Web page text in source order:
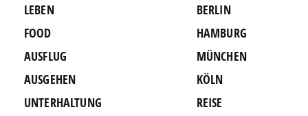
LEBEN
FOOD
AUSFLUG
AUSGEHEN
UNTERHALTUNG
BERLIN
HAMBURG
MÜNCHEN
KÖLN
REISE